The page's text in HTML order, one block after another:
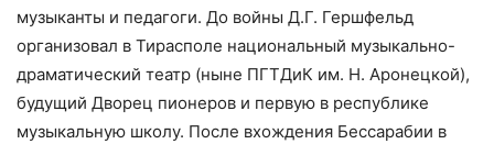
музыканты и педагоги. До войны Д.Г. Гершфельд
организовал в Тирасполе национальный музыкально-
драматический театр (ныне ПГТДиК им. Н. Аронецкой),
будущий Дворец пионеров и первую в республике
музыкальную школу. После вхождения Бессарабии в